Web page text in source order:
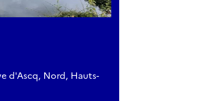
d'Ascq, Nord, Hauts-